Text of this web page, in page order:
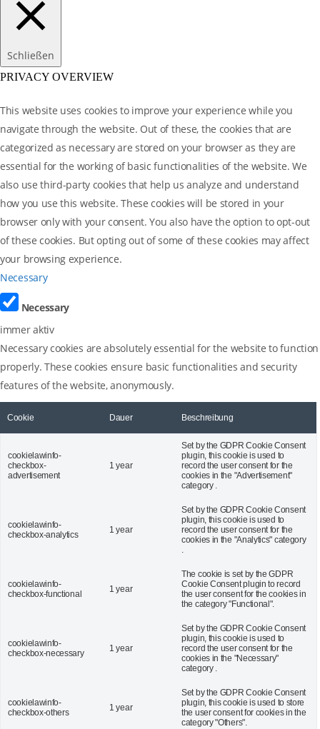
Schließen
PRIVACY OVERVIEW
This website uses cookies to improve your experience while you
navigate through the website. Out of these, the cookies that are
categorized as necessary are stored on your browser as they are
essential for the working of basic functionalities of the website. We
also use third-party cookies that help us analyze and understand
how you use this website. These cookies will be stored in your
browser only with your consent. You also have the option to opt-out
of these cookies. But opting out of some of these cookies may affect
your browsing experience.
Necessary
Necessary
immer aktiv
Necessary cookies are absolutely essential for the website to function
properly. These cookies ensure basic functionalities and security
features of the website, anonymously.
Cookie Dauer Beschreibung
cookielawinfo-
checkbox-
advertisement
1 year
Set by the GDPR Cookie Consent
plugin, this cookie is used to
record the user consent for the
cookies in the "Advertisement"
category .
cookielawinfo-
checkbox-analytics
1 year
Set by the GDPR Cookie Consent
plugin, this cookie is used to
record the user consent for the
cookies in the "Analytics" category
.
cookielawinfo-
checkbox-functional
1 year
The cookie is set by the GDPR
Cookie Consent plugin to record
the user consent for the cookies in
the category "Functional".
cookielawinfo-
checkbox-necessary
1 year
Set by the GDPR Cookie Consent
plugin, this cookie is used to
record the user consent for the
cookies in the "Necessary"
category .
cookielawinfo-
checkbox-others
1 year
Set by the GDPR Cookie Consent
plugin, this cookie is used to store
the user consent for cookies in the
category "Others".